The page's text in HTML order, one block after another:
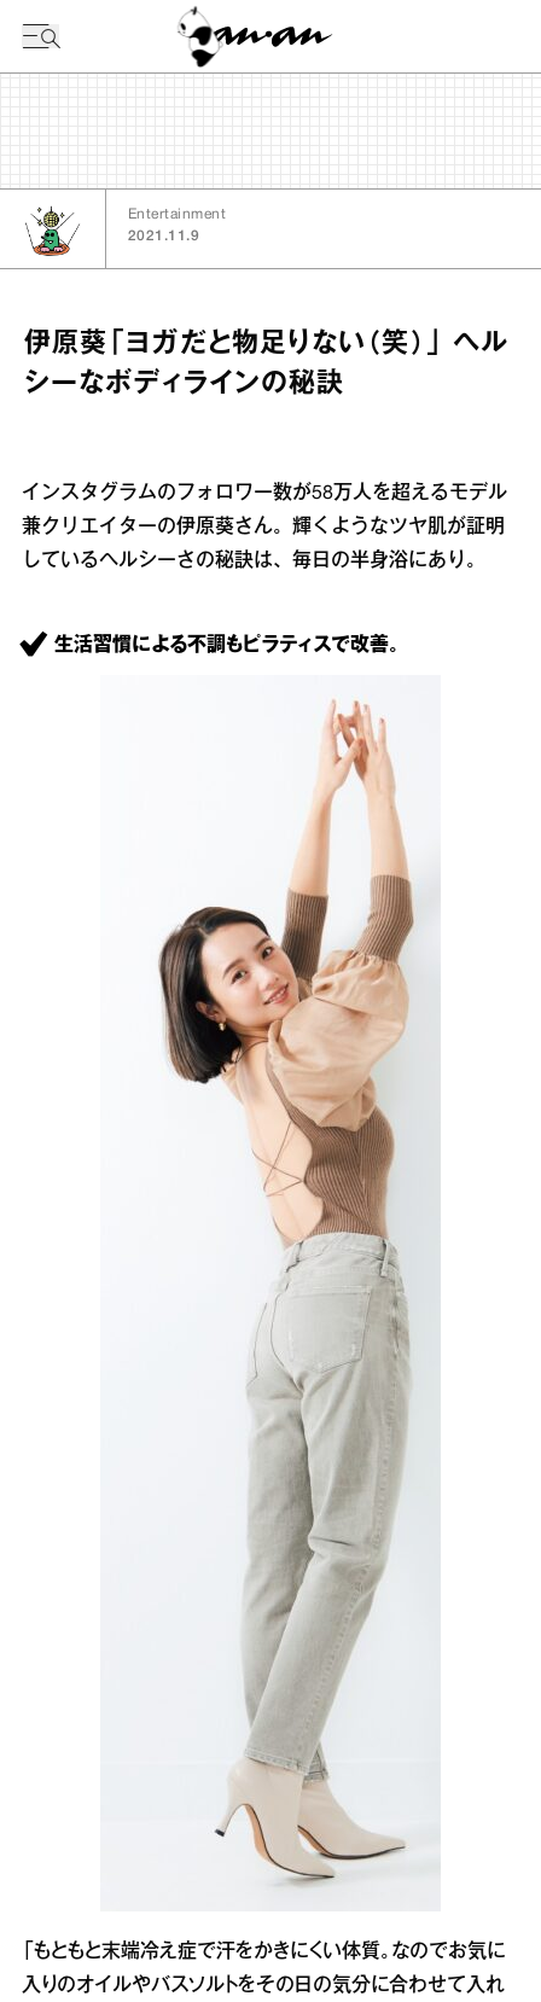
Entertainment
2021.11.9
伊原葵「ヨガだと物足りない（笑）」 ヘル
シーなボディラインの秘訣
インスタグラムのフォロワー数が58万人を超えるモデル
兼クリエイターの伊原葵さん。輝くようなツヤ肌が証明
しているヘルシーさの秘訣は、毎日の半身浴にあり。
生活習慣による不調もピラティスで改善。
「もともと末端冷え症で汗をかきにくい体質。なのでお気に
入りのオイルやバスソルトをその日の気分に合わせて入れ